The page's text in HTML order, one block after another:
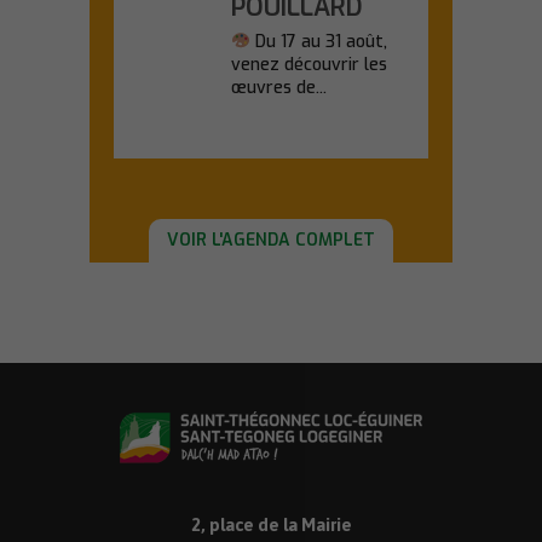
Du 17 au 31 août,
venez découvrir les
œuvres de...
VOIR L'AGENDA COMPLET
2, place de la Mairie